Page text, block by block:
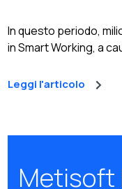
In questo periodo,
in Smart Working, a
Leggi l'articolo
Metisoft